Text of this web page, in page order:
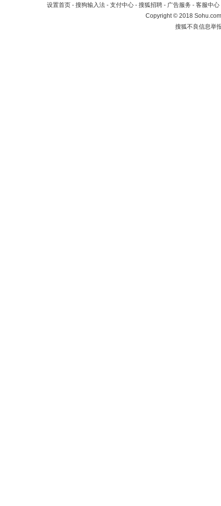
设置首页 - 搜狗输入法 - 支付中心 - 搜狐招聘 - 广告服务 - 客服中心
Copyright©2018
搜狐不良信息举